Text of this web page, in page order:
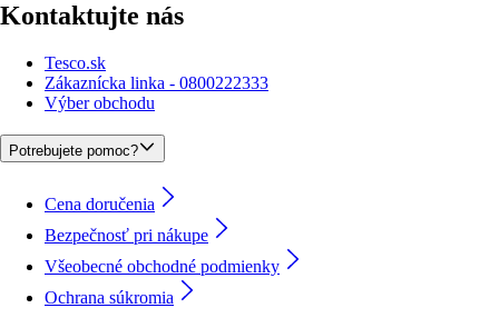
Kontaktujte nás
Tesco.sk
Zákaznícka linka - 0800222333
Výber obchodu
Potrebujete pomoc?
Cena doručenia
Bezpečnosť pri nákupe
Všeobecné obchodné podmienky
Ochrana súkromia